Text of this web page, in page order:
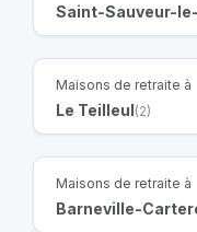
Saint-Sauveur-
Maisons de retraite à
Le Teilleul(2)
Maisons de retraite à
Barneville-